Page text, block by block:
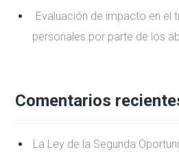
Evaluación de impacto en el
personales por parte de los
Comentarios
La Ley de la Segunda